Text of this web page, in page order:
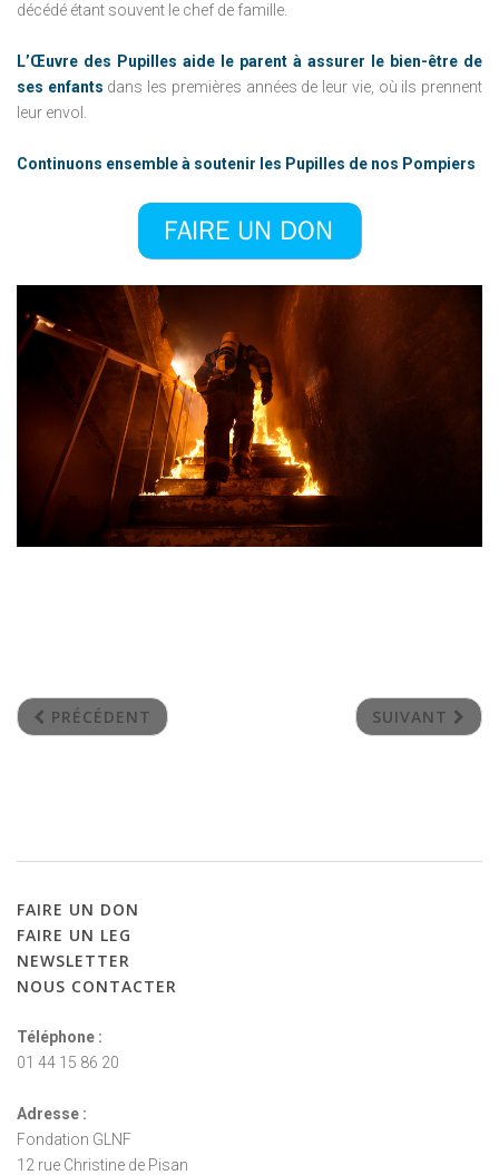
décédé étant souvent le chef de famille.
L’Œuvre des Pupilles aide le parent à assurer le bien-être de
ses enfants dans les premières années de leur vie, où ils prennent
leur envol.
Continuons ensemble à soutenir les Pupilles de nos Pompiers
PRÉCÉDENT SUIVANT
FAIRE UN DON
FAIRE UN LEG
NEWSLETTER
NOUS CONTACTER
Téléphone :
01 44 15 86 20
Adresse :
Fondation GLNF
12 rue Christine de Pisan